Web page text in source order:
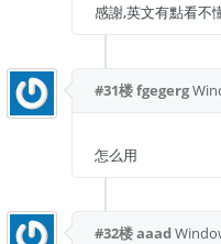
感謝,英文有點看不
#31楼fgegerg
怎么用
#32楼aaad